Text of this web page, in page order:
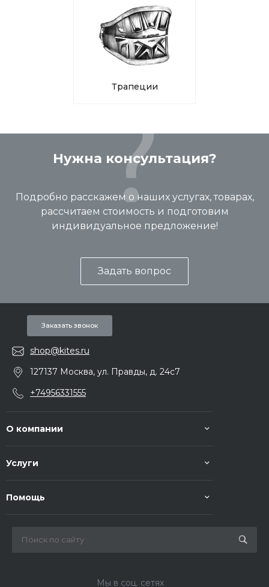
Трапеции
Нужна консультация?
Подробно расскажем о наших услугах, товарах,
рассчитаем стоимость и подготовим
индивидуальное предложение!
Задать вопрос
Заказать звонок
shop@kites.ru
127137 Москва, ул. Правды, д. 24с7
+74956331555
О компании
Услуги
Помощь
Мы в соц. сетях